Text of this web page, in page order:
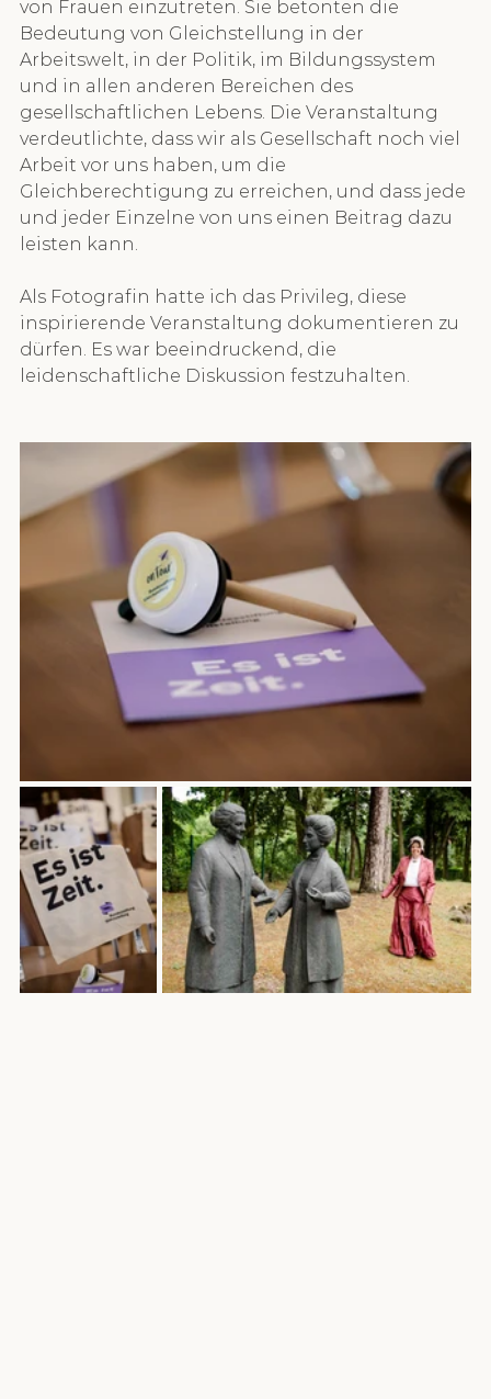
von Frauen einzutreten. Sie betonten die
Bedeutung von Gleichstellung in der
Arbeitswelt, in der Politik, im Bildungssystem
und in allen anderen Bereichen des
gesellschaftlichen Lebens. Die Veranstaltung
verdeutlichte, dass wir als Gesellschaft noch viel
Arbeit vor uns haben, um die
Gleichberechtigung zu erreichen, und dass jede
und jeder Einzelne von uns einen Beitrag dazu
leisten kann.
Als Fotografin hatte ich das Privileg, diese
inspirierende Veranstaltung dokumentieren zu
dürfen. Es war beeindruckend, die
leidenschaftliche Diskussion festzuhalten.